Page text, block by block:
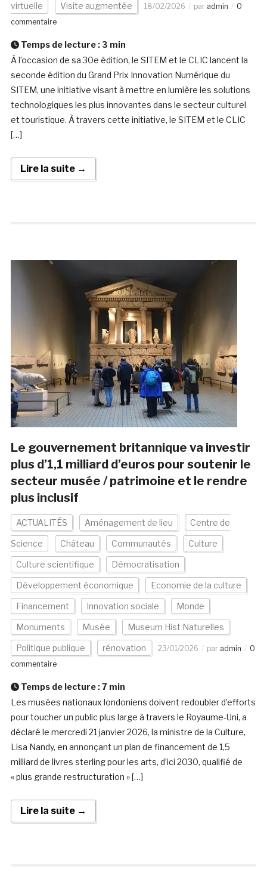
virtuelle Visite augmentée 18/02/2026 par admin
0
commentaire
Temps de lecture : 3 min
À l’occasion de sa 30e édition, le SITEM et le CLIC lancent la
seconde édition du Grand Prix Innovation Numérique du
SITEM, une initiative visant à mettre en lumière les solutions
technologiques les plus innovantes dans le secteur culturel
et touristique. À travers cette initiative, le SITEM et le CLIC
[…]
Lire la suite →
Le gouvernement britannique va investir
plus d’1,1 milliard d’euros pour soutenir le
secteur musée / patrimoine et le rendre
plus inclusif
ACTUALITÉS Aménagement de lieu Centre de
Science Château Communautés Culture
Culture scientifique Démocratisation
Développement économique Economie de la culture
Financement Innovation sociale Monde
Monuments Musée Museum Hist Naturelles
Politique publique rénovation 23/01/2026 par admin
0
commentaire
Temps de lecture :7 min
Les musées nationaux londoniens doivent redoubler d’efforts
pour toucher un public plus large à travers le Royaume-Uni, a
déclaré le mercredi 21 janvier 2026, la ministre de la Culture,
Lisa Nandy, en annonçant un plan de financement de 1,5
milliard de livres sterling pour les arts, d’ici 2030, qualifié de
« plus grande restructuration » […]
Lire la suite →